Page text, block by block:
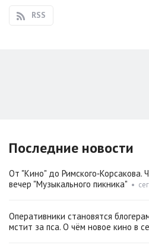
RSS
Последние новости
От "Кино" до Римского‑Корсакова.
вечер "Музыкального пикника" •
Оперативники становятся
мстит за пса. О чём новое кино в